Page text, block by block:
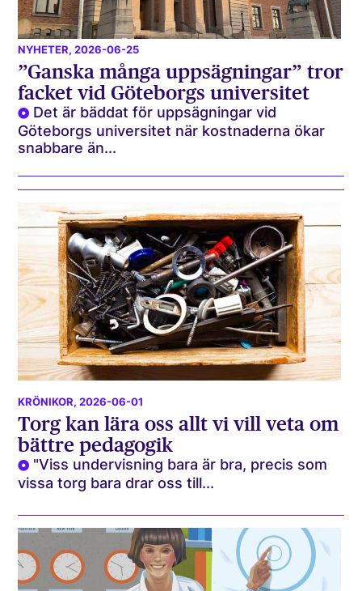
NYHETER, 2026-06-25
”Ganska många uppsägningar” tror
facket vid Göteborgs universitet
Det är bäddat för uppsägningar vid
Göteborgs universitet när kostnaderna ökar
snabbare än...
KRÖNIKOR, 2026-06-01
Torg kan lära oss allt vi vill veta om
bättre pedagogik
"Viss undervisning bara är bra, precis som
vissa torg bara drar oss till...